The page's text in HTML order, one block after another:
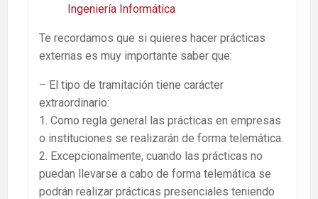
Te recordamos que si quieres hacer prácticas
externas es muy importante saber que:
– El tipo de tramitación tiene carácter
extraordinario:
1. Como regla general las prácticas en empresas
o instituciones se realizarán de forma telemática.
2. Excepcionalmente, cuando las prácticas no
puedan llevarse a cabo de forma telemática se
podrán realizar prácticas presenciales teniendo